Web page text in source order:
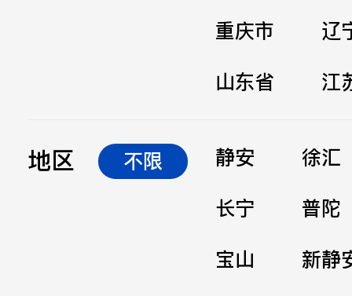
重庆市
辽
山东省
江
地区 不限 静安
徐汇
长宁
普陀
宝山
新静